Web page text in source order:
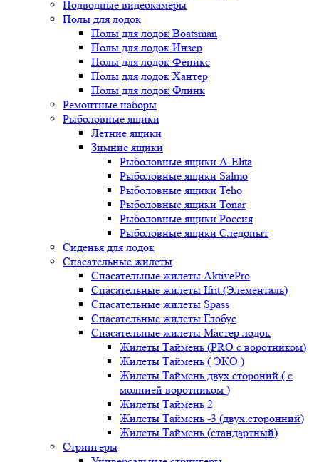
Подводные видеокамеры
Полы для лодок
Полы для лодок Boatsman
Полы для лодок Инзер
Полы для лодок Феникс
Полы для лодок Хантер
Полы для лодок Флинк
Ремонтные наборы
Рыболовные ящики
Летние ящики
Зимние ящики
Рыболовные ящики A-Elita
Рыболовные ящики Salmo
Рыболовные ящики Teho
Рыболовные ящики Tonar
Рыболовные ящики Россия
Рыболовные ящики Следопыт
Сиденья для лодок
Спасательные жилеты
Спасательные жилеты AktivePro
Спасательные жилеты Ifrit (Элементаль)
Спасательные жилеты Spass
Спасательные жилеты Глобус
Спасательные жилеты Мастер лодок
Жилеты Таймень (PRO c воротником)
Жилеты Таймень ( ЭКО )
Жилеты Таймень двух стороний ( с
молнией воротником )
Жилеты Таймень 2
Жилеты Таймень -3 (двух.сторонний)
Жилеты Таймень (стандартный)
Стрингеры